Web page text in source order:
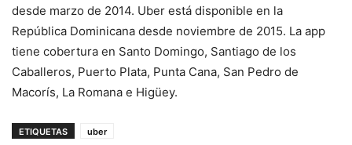
desde marzo de 2014. Uber está disponible en la
República Dominicana desde noviembre de 2015. La app
tiene cobertura en Santo Domingo, Santiago de los
Caballeros, Puerto Plata, Punta Cana, San Pedro de
Macorís, La Romana e Higüey.
ETIQUETAS uber